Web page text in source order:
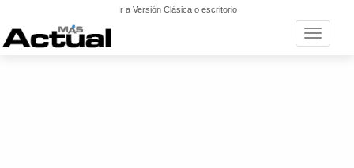
Ir a Versión Clásica o escritorio
Toggle